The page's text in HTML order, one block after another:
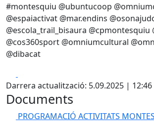
#montesquiu @ubuntucoop
@espaiactivat @mar.endins
@escola_trail_bisaura @cpmontesquiu
@cos360sport @omniumcultural
@dibacat
Darrera actualització: 5.09.2025 | 12:46
Documents
PROGRAMACIÓ ACTIVITATS